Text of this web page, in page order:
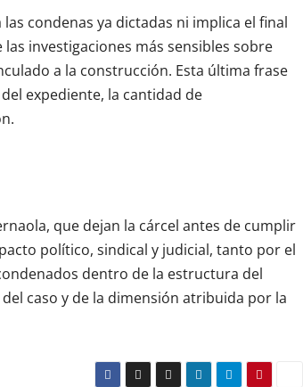
condenas ya dictadas ni implica el final
investigaciones más sensibles sobre
a la construcción. Esta última frase
expediente, la cantidad de
que dejan la cárcel antes de cumplir
político, sindical y judicial, tanto por el
dentro de la estructura del
caso y de la dimensión atribuida por la